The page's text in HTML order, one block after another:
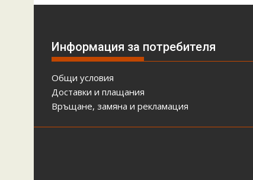
Информация за потребителя
Общи условия
Доставки и плащания
Връщане, замяна и рекламация